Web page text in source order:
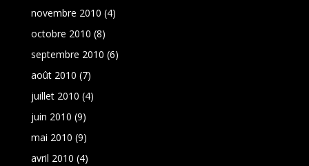
novembre 2010 (4)
octobre 2010 (8)
septembre 2010 (6)
août 2010 (7)
juillet 2010 (4)
juin 2010 (9)
mai 2010 (9)
avril 2010 (4)